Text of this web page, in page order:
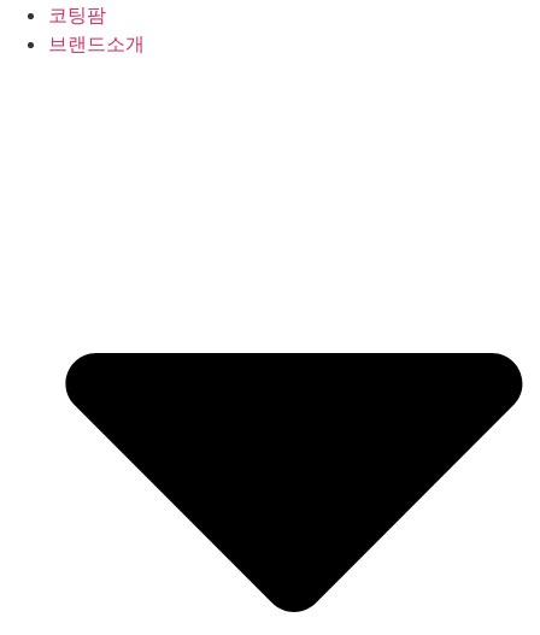
Skip
코팅팜
브랜드소개